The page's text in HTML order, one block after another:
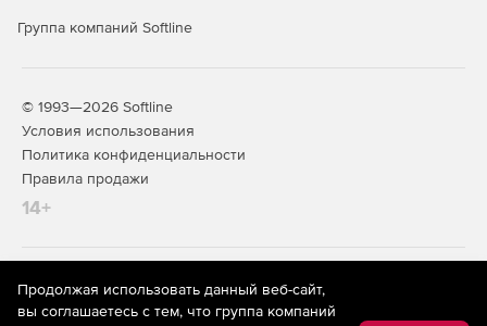
Группа компаний Softline
© 1993—2026 Softline
Условия использования
Политика конфиденциальности
Правила продажи
14+
На информационном ресурсе store.softline.ru применяются
рекомендательные технологии
(информационные технологии
предоставления информации на основе сбора,
Продолжая использовать данный веб-сайт,
вы соглашаетесь с тем, что группа компаний